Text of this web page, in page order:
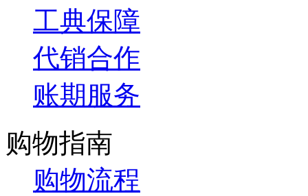
工典保障
代销合作
账期服务
购物指南
购物流程